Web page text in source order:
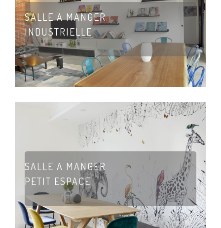
SALLE A MANGER
INDUSTRIELLE
SALLE A MANGER
PETIT ESPACE